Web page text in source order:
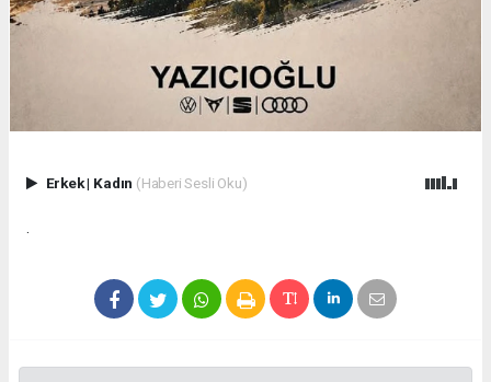
Erkek| Kadın (Haberi Sesli Oku)
.